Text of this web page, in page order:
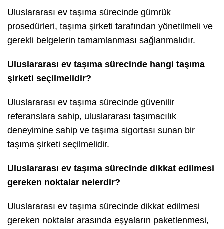
Uluslararası ev taşıma sürecinde gümrük
prosedürleri, taşıma şirketi tarafından yönetilmeli ve
gerekli belgelerin tamamlanması sağlanmalıdır.
Uluslararası ev taşıma sürecinde hangi taşıma
şirketi seçilmelidir?
Uluslararası ev taşıma sürecinde güvenilir
referanslara sahip, uluslararası taşımacılık
deneyimine sahip ve taşıma sigortası sunan bir
taşıma şirketi seçilmelidir.
Uluslararası ev taşıma sürecinde dikkat edilmesi
gereken noktalar nelerdir?
Uluslararası ev taşıma sürecinde dikkat edilmesi
gereken noktalar arasında eşyaların paketlenmesi,